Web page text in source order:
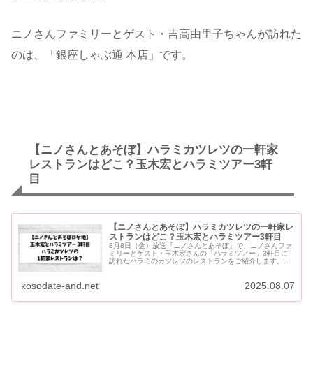
ニノさんファミリーとゲスト・吉高由里子ちゃんが訪れた
のは、「銀座しゃぶ通 本店」です。
【ニノさんとあそぼ】ハラミカツレツの一軒家
レストランはどこ？玉木宏とハラミツアー3軒
目
【ニノさんとあそぼ】ハラミカツレツの一軒家レ
ストランはどこ？玉木宏とハラミツアー3軒目
8月8日（金）放送『ニノさんとあそぼ』で、ニノさんファ
ミリーとゲスト・玉木宏さんの「ハラミツアー」3軒目に
訪れたハラミのカツレツのレストランをご紹介します。
kosodate-and.net 2025.08.07